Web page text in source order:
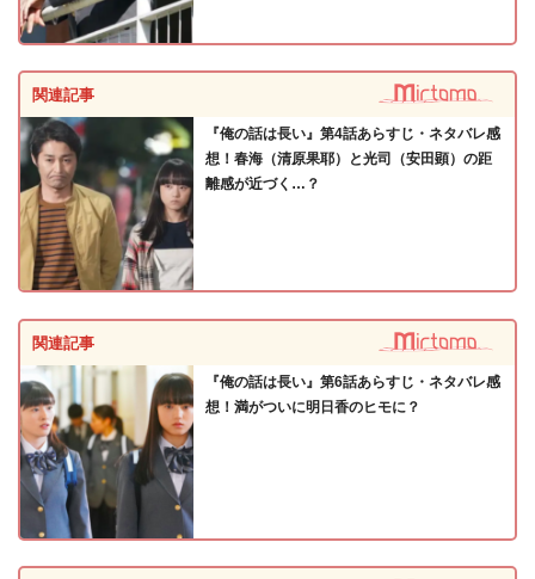
関連記事
『俺の話は長い』第4話あらすじ・ネタバレ感
想！春海（清原果耶）と光司（安田顕）の距
離感が近づく…？
関連記事
『俺の話は長い』第6話あらすじ・ネタバレ感
想！満がついに明日香のヒモに？